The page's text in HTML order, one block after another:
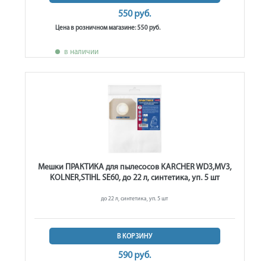
550 руб.
Цена в розничном магазине: 550 руб.
в наличии
Мешки ПРАКТИКА для пылесосов KARCHER WD3,MV3,
KOLNER,STIHL SE60, до 22 л, синтетика, уп. 5 шт
до 22 л, синтетика, уп. 5 шт
В КОРЗИНУ
590 руб.